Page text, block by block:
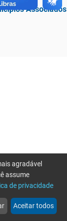
Associados
more_horiz
Mais
agradável
assume
de privacidade
Aceitar todos